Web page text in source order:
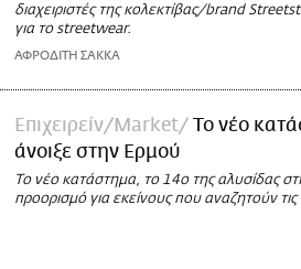
διαχειριστές της κολεκτίβας/brand
για το streetwear.
ΑΦΡΟΔΙΤΗ ΣΑΚΚΑ
Επιχειρείν/Market
Το νέο
άνοιξε στην Ερμού
Το νέο κατάστημα, το 14ο της αλυσίδας
προορισμό για εκείνους που αναζητούν